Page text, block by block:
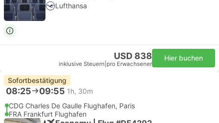
Lufthansa
USD 838
inklusive Steuern pro Erwachsener
Hier buchen
Sofortbestätigung
08:25 09:55 1h, 30m
CDG Charles De Gaulle Flughafen, Paris
FRA Frankfurt Flughafen